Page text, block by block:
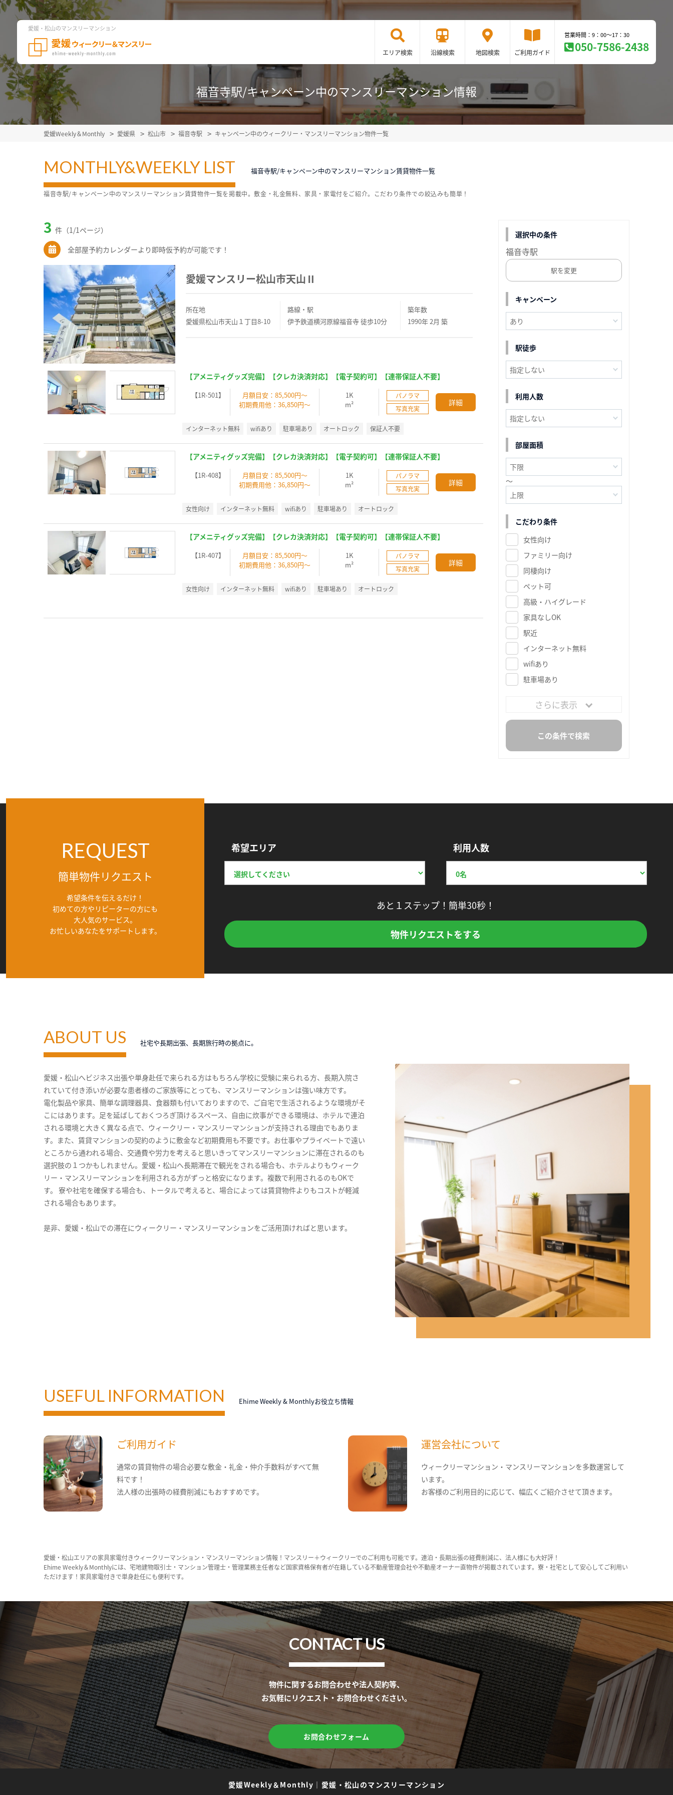
愛媛・松山のマンスリーマンション
エリア検索 沿線検索 地図検索 ご利用ガイド
営業時間：9：00～17：30
050-7586-2438
福音寺駅/キャンペーン中のマンスリーマンション情報
愛媛Weekly＆Monthly 愛媛県 松山市 福音寺駅 キャンペーン中のウィークリー・マンスリーマンション物件一覧
MONTHLY&WEEKLY LIST 福音寺駅/キャンペーン中のマンスリーマンション賃貸物件一覧
3 件（1/1ページ）
全部屋予約カレンダーより即時仮予約が可能です！
愛媛マンスリー松山市天山Ⅱ
所在地
愛媛県松山市天山１丁目8-10
路線・駅
伊予鉄道横河原線福音寺 徒歩10分
築年数
1990年 2月 築
【アメニティグッズ完備】【クレカ決済対応】【電子契約可】【連帯保証人不要】
【1R-501】
月額目安：85,500円～
初期費用他：36,850円～
1K
m²
パノラマ
写真充実
詳細
インターネット無料 wifiあり 駐車場あり オートロック 保証人不要
【アメニティグッズ完備】【クレカ決済対応】【電子契約可】【連帯保証人不要】
【1R-408】
月額目安：85,500円～
初期費用他：36,850円～
1K
m²
パノラマ
写真充実
詳細
女性向け インターネット無料 wifiあり 駐車場あり オートロック
【アメニティグッズ完備】【クレカ決済対応】【電子契約可】【連帯保証人不要】
【1R-407】
月額目安：85,500円～
初期費用他：36,850円～
1K
m²
パノラマ
写真充実
詳細
女性向け インターネット無料 wifiあり 駐車場あり オートロック
福音寺駅/キャンペーン中のマンスリーマンション賃貸物件一覧を掲載中。敷金・礼金無料、家具・家電付をご紹介。こだわり条件での絞込みも簡単！
選択中の条件
福音寺駅
駅を変更
キャンペーン
駅徒歩
利用人数
部屋面積
～
こだわり条件
女性向け
ファミリー向け
同棲向け
ペット可
高級・ハイグレード
家具なしOK
駅近
インターネット無料
wifiあり
駐車場あり
さらに表示
REQUEST
簡単物件リクエスト
希望条件を伝えるだけ！
初めての方やリピーターの方にも
大人気のサービス。
お忙しいあなたをサポートします。
希望エリア 利用人数
あと１ステップ！簡単30秒！
物件リクエストをする
ABOUT US 社宅や長期出張、長期旅行時の拠点に。
愛媛・松山へビジネス出張や単身赴任で来られる方はもちろん学校に受験に来られる方、長期入院さ
れていて付き添いが必要な患者様のご家族等にとっても、マンスリーマンションは強い味方です。
電化製品や家具、簡単な調理器具、食器類も付いておりますので、ご自宅で生活されるような環境がそ
こにはあります。足を延ばしておくつろぎ頂けるスペース、自由に炊事ができる環境は、ホテルで連泊
される環境と大きく異なる点で、ウィークリー・マンスリーマンションが支持される理由でもありま
す。また、賃貸マンションの契約のように敷金など初期費用も不要です。お仕事やプライベートで遠い
ところから通われる場合、交通費や労力を考えると思いきってマンスリーマンションに滞在されるのも
選択肢の１つかもしれません。愛媛・松山へ長期滞在で観光をされる場合も、ホテルよりもウィーク
リー・マンスリーマンションを利用される方がずっと格安になります。複数で利用されるのもOKで
す。 寮や社宅を確保する場合も、トータルで考えると、場合によっては賃貸物件よりもコストが軽減
される場合もあります。
是非、愛媛・松山での滞在にウィークリー・マンスリーマンションをご活用頂ければと思います。
USEFUL INFORMATION Ehime Weekly & Monthlyお役立ち情報
ご利用ガイド
通常の賃貸物件の場合必要な敷金・礼金・仲介手数料がすべて無
料です！
法人様の出張時の経費削減にもおすすめです。
運営会社について
ウィークリーマンション・マンスリーマンションを多数運営して
います。
お客様のご利用目的に応じて、幅広くご紹介させて頂きます。
愛媛・松山エリアの家具家電付きウィークリーマンション・マンスリーマンション情報！マンスリー＋ウィークリーでのご利用も可能です。連泊・長期出張の経費削減に、法人様にも大好評！
Ehime Weekly＆Monthlyには、宅地建物取引士・マンション管理士・管理業務主任者など国家資格保有者が在籍している不動産管理会社や不動産オーナー直物件が掲載されています。寮・社宅として安心してご利用い
ただけます！家具家電付きで単身赴任にも便利です。
CONTACT US
物件に関するお問合わせや法人契約等、
お気軽にリクエスト・お問合わせください。
お問合わせフォーム
愛媛Weekly＆Monthly ｜ 愛媛・松山のマンスリーマンション